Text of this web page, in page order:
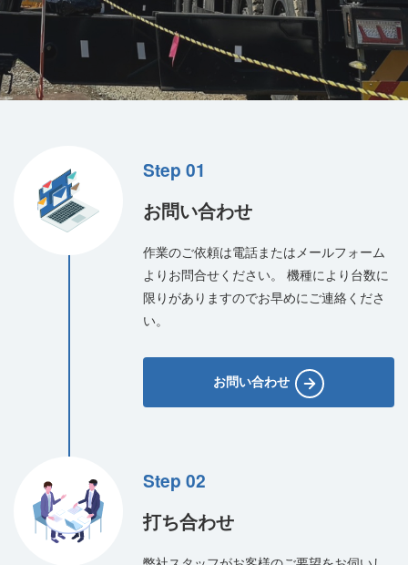
Step 01
お問い合わせ
作業のご依頼は電話またはメールフォーム
よりお問合せください。
機種により台数に
限りがありますのでお早めにご連絡くださ
い。
お問い合わせ
Step 02
打ち合わせ